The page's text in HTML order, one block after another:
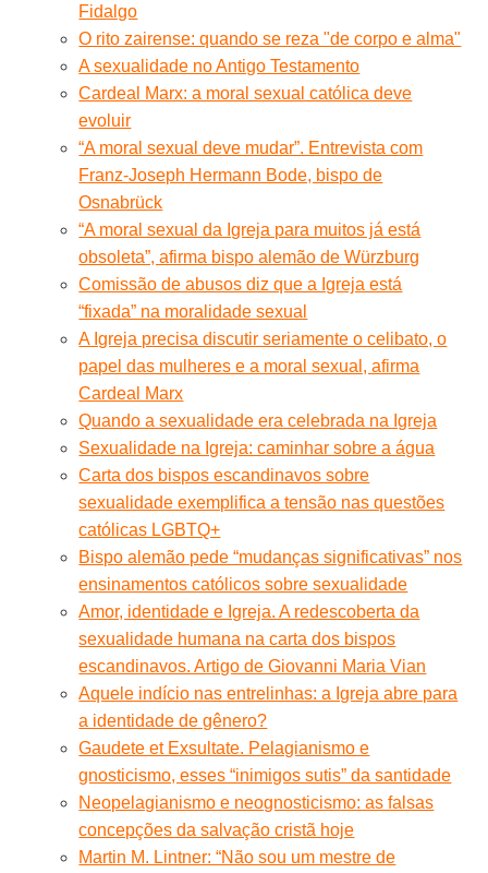
Fidalgo
O rito zairense: quando se reza "de corpo e alma"
A sexualidade no Antigo Testamento
Cardeal Marx: a moral sexual católica deve
evoluir
“A moral sexual deve mudar”. Entrevista com
Franz-Joseph Hermann Bode, bispo de
Osnabrück
“A moral sexual da Igreja para muitos já está
obsoleta”, afirma bispo alemão de Würzburg
Comissão de abusos diz que a Igreja está
“fixada” na moralidade sexual
A Igreja precisa discutir seriamente o celibato, o
papel das mulheres e a moral sexual, afirma
Cardeal Marx
Quando a sexualidade era celebrada na Igreja
Sexualidade na Igreja: caminhar sobre a água
Carta dos bispos escandinavos sobre
sexualidade exemplifica a tensão nas questões
católicas LGBTQ+
Bispo alemão pede “mudanças significativas” nos
ensinamentos católicos sobre sexualidade
Amor, identidade e Igreja. A redescoberta da
sexualidade humana na carta dos bispos
escandinavos. Artigo de Giovanni Maria Vian
Aquele indício nas entrelinhas: a Igreja abre para
a identidade de gênero?
Gaudete et Exsultate. Pelagianismo e
gnosticismo, esses “inimigos sutis” da santidade
Neopelagianismo e neognosticismo: as falsas
concepções da salvação cristã hoje
Martin M. Lintner: “Não sou um mestre de